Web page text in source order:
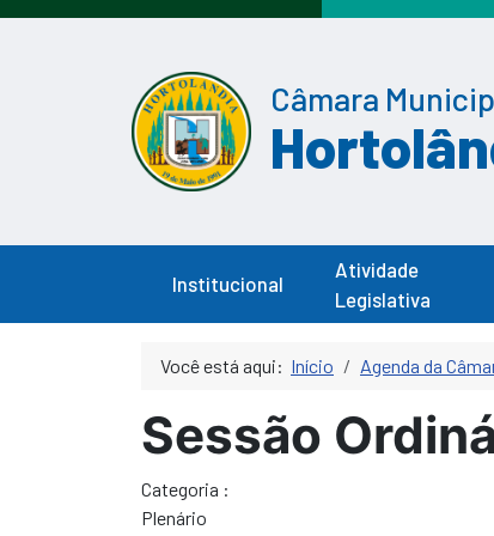
Câmara
Institucional
Atividade
Legislativa
Você está aqui: Início Agenda da
Sessão
Categoria :
Plenário